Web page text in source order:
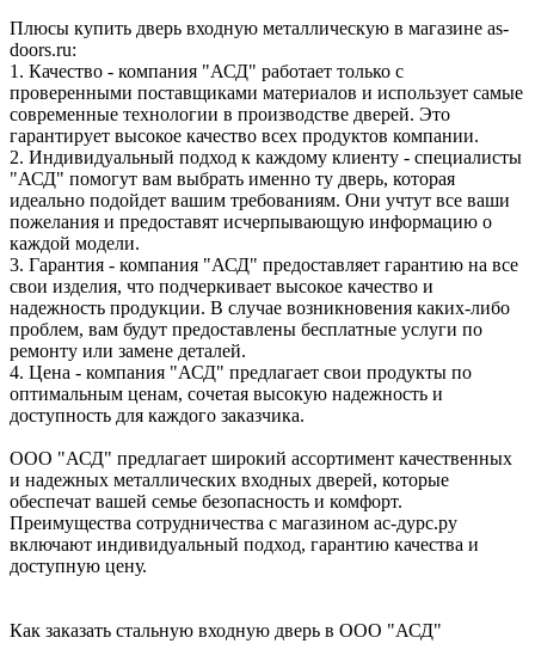
Плюсы купить дверь входную металлическую в магазине as-
doors.ru:
1. Качество - компания "АСД" работает только с
проверенными поставщиками материалов и использует самые
современные технологии в производстве дверей. Это
гарантирует высокое качество всех продуктов компании.
2. Индивидуальный подход к каждому клиенту - специалисты
"АСД" помогут вам выбрать именно ту дверь, которая
идеально подойдет вашим требованиям. Они учтут все ваши
пожелания и предоставят исчерпывающую информацию о
каждой модели.
3. Гарантия - компания "АСД" предоставляет гарантию на все
свои изделия, что подчеркивает высокое качество и
надежность продукции. В случае возникновения каких-либо
проблем, вам будут предоставлены бесплатные услуги по
ремонту или замене деталей.
4. Цена - компания "АСД" предлагает свои продукты по
оптимальным ценам, сочетая высокую надежность и
доступность для каждого заказчика.
ООО "АСД" предлагает широкий ассортимент качественных
и надежных металлических входных дверей, которые
обеспечат вашей семье безопасность и комфорт.
Преимущества сотрудничества с магазином ас-дурс.ру
включают индивидуальный подход, гарантию качества и
доступную цену.
Как заказать стальную входную дверь в ООО "АСД"